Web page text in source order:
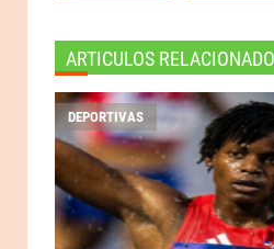
ARTICULOS
DEPORTIVAS